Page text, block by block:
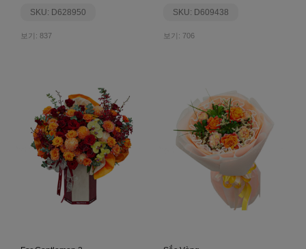
SKU: D628950
보기: 837
SKU: D609438
보기: 706